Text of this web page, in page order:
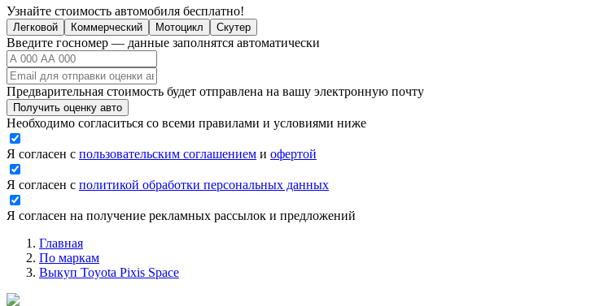
Узнайте стоимость автомобиля бесплатно!
Легковой Коммерческий Мотоцикл Скутер
Введите госномер — данные заполнятся автоматически
Предварительная стоимость будет отправлена на вашу электронную почту
Получить оценку авто
Необходимо согласиться со всеми правилами и условиями ниже
Я согласен с пользовательским соглашением и офертой
Я согласен с политикой обработки персональных данных
Я согласен на получение рекламных рассылок и предложений
Главная
По маркам
Выкуп Toyota Pixis Space